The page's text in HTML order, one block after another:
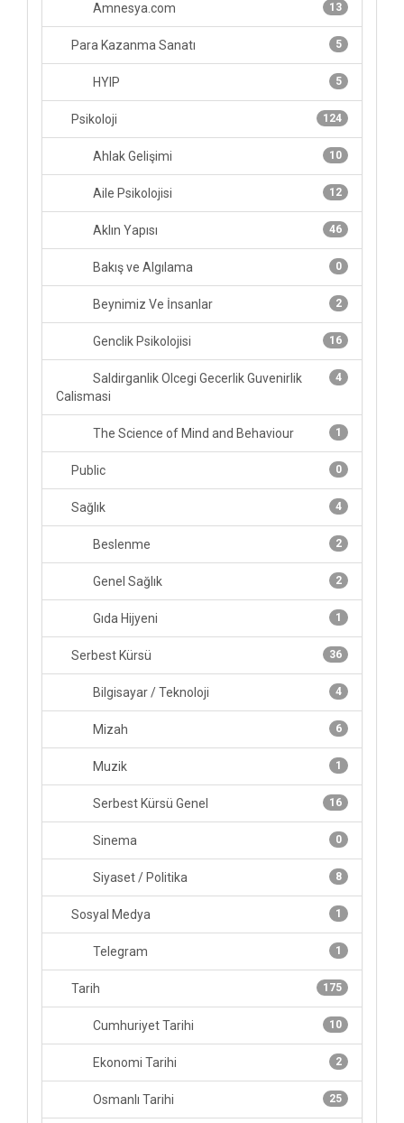
13
Amnesya.com
5
Para Kazanma Sanatı
5
HYIP
124
Psikoloji
10
Ahlak Gelişimi
12
Aile Psikolojisi
46
Aklın Yapısı
0
Bakış ve Algılama
2
Beynimiz Ve İnsanlar
16
Genclik Psikolojisi
4
Saldirganlik Olcegi Gecerlik Guvenirlik
Calismasi
1
The Science of Mind and Behaviour
0
Public
4
Sağlık
2
Beslenme
2
Genel Sağlık
1
Gıda Hijyeni
36
Serbest Kürsü
4
Bilgisayar / Teknoloji
6
Mizah
1
Muzik
16
Serbest Kürsü Genel
0
Sinema
8
Siyaset / Politika
1
Sosyal Medya
1
Telegram
175
Tarih
10
Cumhuriyet Tarihi
2
Ekonomi Tarihi
25
Osmanlı Tarihi